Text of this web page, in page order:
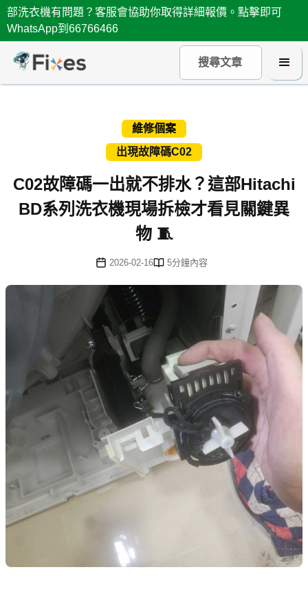
部洗衣機有問題？客服會協助你取得詳細報價。點擊即可
WhatsApp到66766466
維修個案
出現故障碼C02
C02故障碼一出就不排水？這部Hitachi
BD系列洗衣機現場拆檢才看見關鍵異
物 🧵
2026-02-16 5分鐘內容